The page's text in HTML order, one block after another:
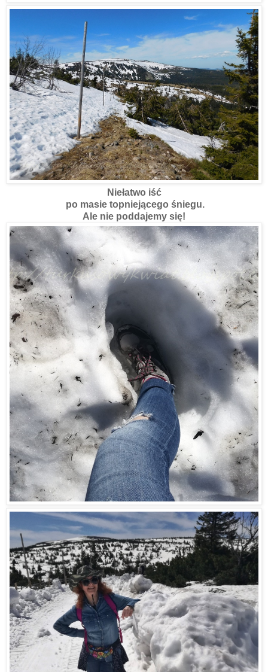
Niełatwo iść
po masie topniejącego śniegu.
Ale nie poddajemy się!